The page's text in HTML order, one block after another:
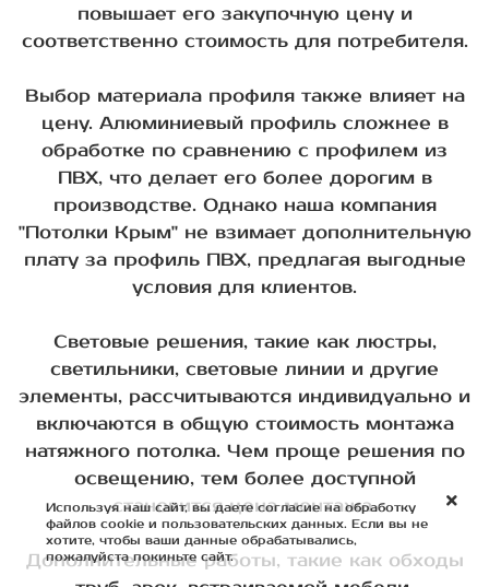
повышает его закупочную цену и
соответственно стоимость для потребителя.
Выбор материала профиля также влияет на
цену. Алюминиевый профиль сложнее в
обработке по сравнению с профилем из
ПВХ, что делает его более дорогим в
производстве. Однако наша компания
"Потолки Крым" не взимает дополнительную
плату за профиль ПВХ, предлагая выгодные
условия для клиентов.
Световые решения, такие как люстры,
светильники, световые линии и другие
элементы, рассчитываются индивидуально и
включаются в общую стоимость монтажа
натяжного потолка. Чем проще решения по
освещению, тем более доступной
становится цена монтажа.
Дополнительные работы, такие как обходы
Используя наш сайт, вы даете согласие на обработку
файлов cookie и пользовательских данных. Если вы не
хотите, чтобы ваши данные обрабатывались,
пожалуйста покиньте сайт.